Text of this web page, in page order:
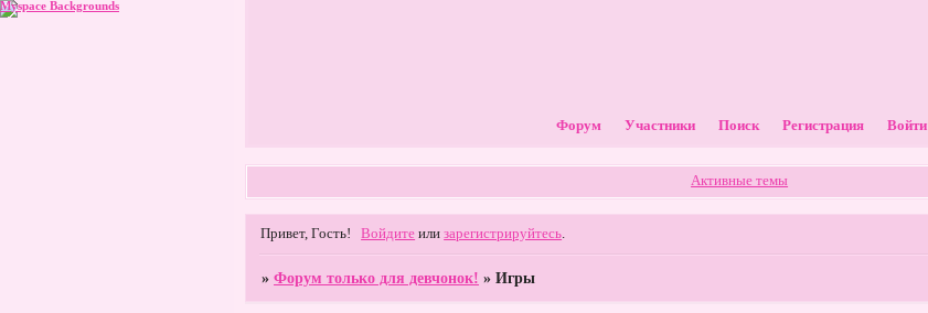
Myspace Backgrounds
Форум Участники Поиск Регистрация Войти
Активные темы
Привет, Гость! Войдите илизарегистрируйтесь
»Форум только для девчонок! »Игры